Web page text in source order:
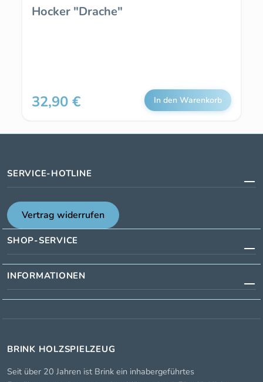
Hocker "Drache"
Regulärer Preis:
32,90 € In den Warenkorb
SERVICE-HOTLINE
Vertrag widerrufen
SHOP-SERVICE
INFORMATIONEN
BRINK HOLZSPIELZEUG
Seit über 20 Jahren ist Brink ein inhabergeführtes